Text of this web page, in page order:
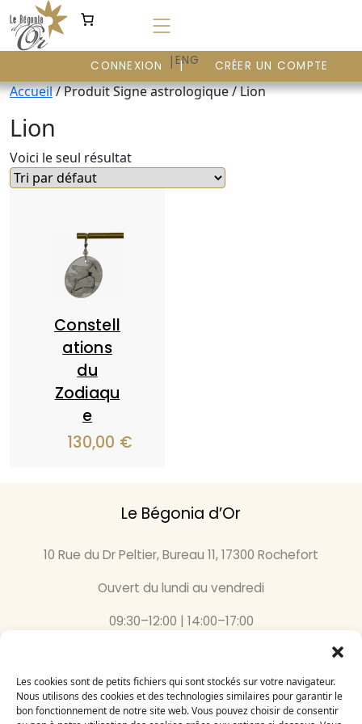
Les cookies sont de petits fichiers qui sont stockés sur votre navigateur.
Nous utilisons des cookies et des technologies similaires pour garantir le
bon fonctionnement de notre site web. Vous pouvez choisir de consentir
au
contenu
FR | ENG
CONNEXION CRÉER UN COMPTE
Accueil/ Produit Signe astrologique / Lion
Lion
Voici le seul résultat
Constell
ations
du
Zodiaqu
e
130,00 €
Le Bégonia d’Or
10 Rue du Dr Peltier, Bureau 11, 17300 Rochefort
Ouvert du lundi au vendredi
09:30–12:00 | 14:00–17:00
Inscrivez-vous
à notre newsletter